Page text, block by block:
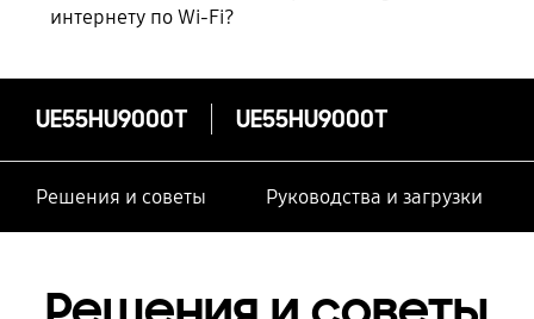
интернету по Wi-Fi?
UE55HU9000T UE55HU9000T
Решения и советы Руководства и загрузки